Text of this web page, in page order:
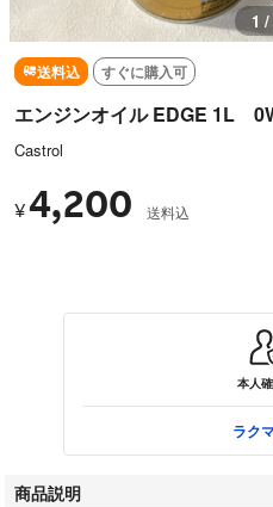
1
送料込 すぐに購入可
エンジンオイル EDGE 1L
Castrol
¥4,200 送料込
本人
ラク
商品説明